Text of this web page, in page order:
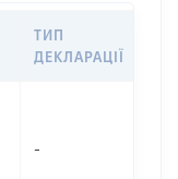
ТИП
ДЕКЛАРАЦІЇ
-